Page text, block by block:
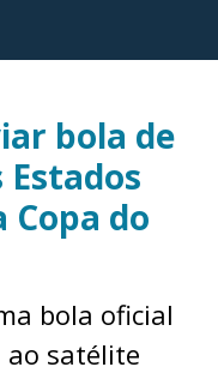
bola de
Copa do
bola oficial
ao satélite